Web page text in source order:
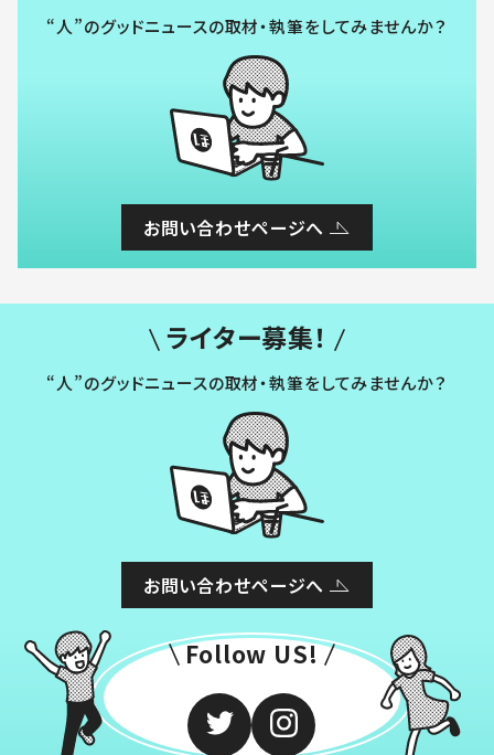
“人”のグッドニュースの取材・執筆をしてみませんか？
お問い合わせページへ
ライター募集！
“人”のグッドニュースの取材・執筆をしてみませんか？
お問い合わせページへ
Follow US!